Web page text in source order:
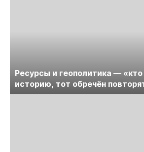
Ресурсы и геополитика — «кто
историю, тот обречён